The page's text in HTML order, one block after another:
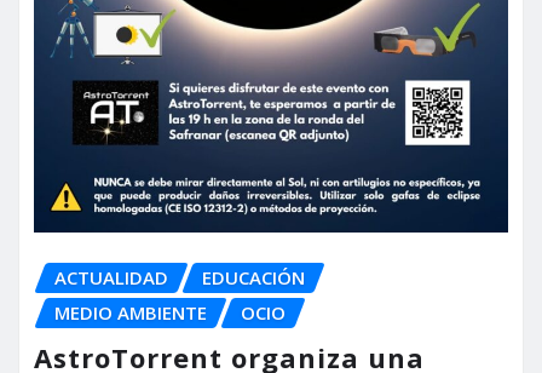
ACTUALIDAD
EDUCACIÓN
MEDIO AMBIENTE
OCIO
AstroTorrent organiza una